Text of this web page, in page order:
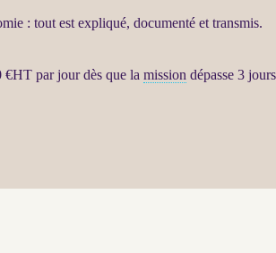
: tout est expliqué, documenté et transmis.
€HT par jour dès que lamission dépasse 3